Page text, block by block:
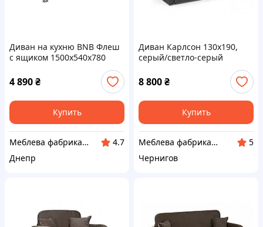
Диван на кухню BNB Флеш
с ящиком 1500x540x780
4 890₴
Купить
Меблева фабрика "БНБ"
4.7
Днепр
Диван Карлсон 130х190,
серый/светло-серый
8 800₴
Купить
Меблева фабрика Вектор
5
Чернигов